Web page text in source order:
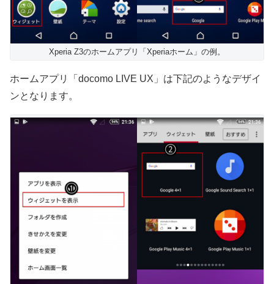
Xperia Z3のホームアプリ「Xperiaホーム」の例。
ホームアプリ「docomo LIVE UX」は下記のようなデザイ
ンとなります。